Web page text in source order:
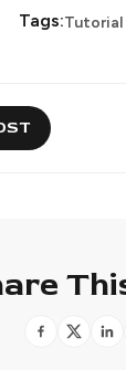
Tags:Tutorial